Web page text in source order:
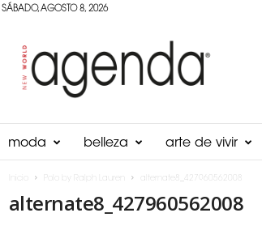
SÁBADO, AGOSTO 8, 2026
Panama
moda belleza arte de vivir
Polo by Ralph Lauren alternate8_427960562008
alternate8_427960562008